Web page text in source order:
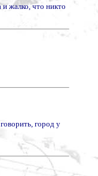
жалко, что никто
город у